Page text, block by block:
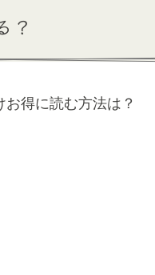
？
お得に読む方法は？